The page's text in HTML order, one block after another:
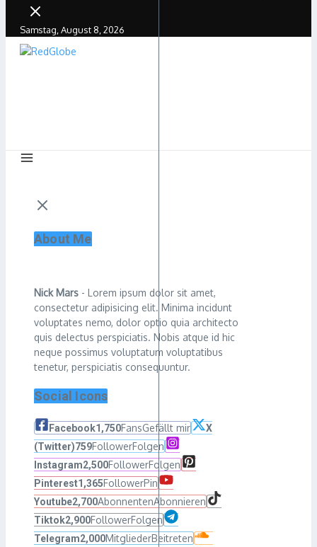
Samstag, August 8, 2026
About Me
Nick Mars - Lorem ipsum dolor sit amet,
consectetur adipisicing elit. Minima incidunt
voluptates nemo, dolor optio quia architecto
quis delectus perspiciatis. Nobis atque id hic
neque possimus voluptatum voluptatibus
tenetur, perspiciatis consequuntur.
Social Icons
Facebook1,750FansGefällt mir
X
(Twitter)759FollowerFolgen
Instagram2,500FollowerFolgen
Pinterest1,365FollowerPin
Youtube2,700AbonnentenAbonnieren
Tiktok2,900FollowerFolgen
Telegram2,000MitgliederBeitreten